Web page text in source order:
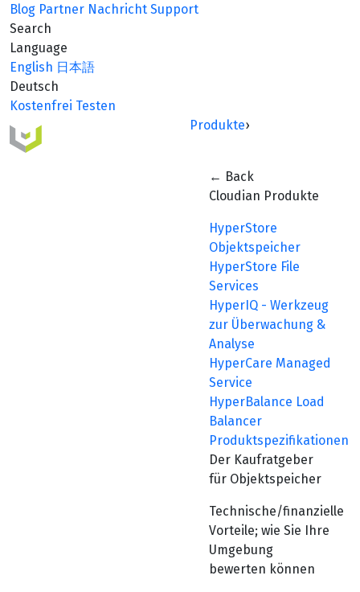
Blog Partner Nachricht Support
Search
Language
English 日本語
Deutsch
Kostenfrei Testen
Produkte›
← Back
Cloudian Produkte
HyperStore
Objektspeicher
HyperStore File
Services
HyperIQ - Werkzeug
zur Überwachung &
Analyse
HyperCare Managed
Service
HyperBalance Load
Balancer
Produktspezifikationen
Der Kaufratgeber
für Objektspeicher
Technische/finanzielle
Vorteile; wie Sie Ihre
Umgebung
bewerten können